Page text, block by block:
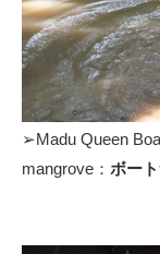
➢Madu Queen
mangrove： ボー